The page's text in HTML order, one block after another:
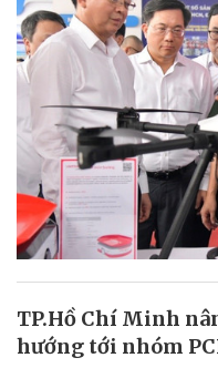
TP.Hồ Chí Minh
hướng tới nhóm